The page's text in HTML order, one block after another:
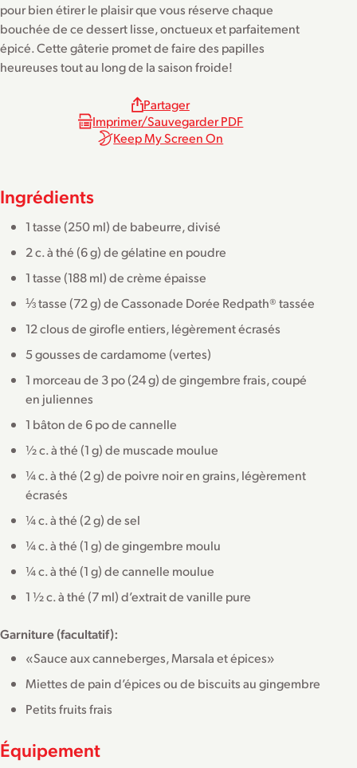
pour bien étirer le plaisir que vous réserve chaque
bouchée de ce dessert lisse, onctueux et parfaitement
épicé. Cette gâterie promet de faire des papilles
heureuses tout au long de la saison froide!
Partager
Imprimer/Sauvegarder PDF
Keep My Screen On
Ingrédients
1 tasse (250 ml) de babeurre, divisé
2 c. à thé (6 g) de gélatine en poudre
1 tasse (188 ml) de crème épaisse
⅓ tasse (72 g) de Cassonade Dorée Redpath® tassée
12 clous de girofle entiers, légèrement écrasés
5 gousses de cardamome (vertes)
1 morceau de 3 po (24 g) de gingembre frais, coupé
en juliennes
1 bâton de 6 po de cannelle
½ c. à thé (1 g) de muscade moulue
¼ c. à thé (2 g) de poivre noir en grains, légèrement
écrasés
¼ c. à thé (2 g) de sel
¼ c. à thé (1 g) de gingembre moulu
¼ c. à thé (1 g) de cannelle moulue
1 ½ c. à thé (7 ml) d’extrait de vanille pure
Garniture (facultatif):
«Sauce aux canneberges, Marsala et épices»
Miettes de pain d’épices ou de biscuits au gingembre
Petits fruits frais
Équipement